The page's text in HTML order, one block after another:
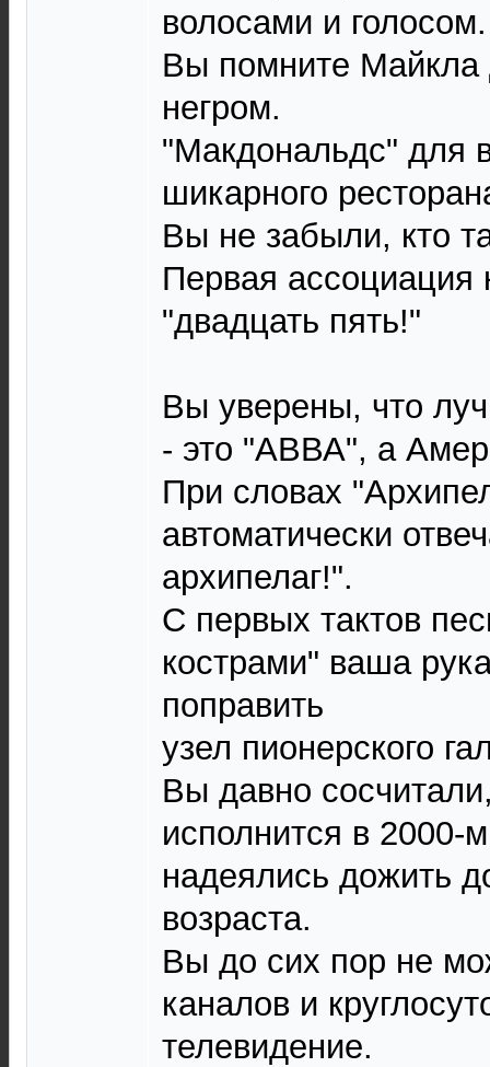
волосами и голосом.
Вы помните
негром.
"Макдональдс" для
шикарного
Вы не забыли, кто
Первая ассоциация
"двадцать пять!"
Вы уверены, что
- это "АВВА", а
При словах
автоматически
архипелаг!".
С первых тактов
кострами" ваша
поправить
узел пионерского
Вы давно
исполнится в 2000-
надеялись дожить
возраста.
Вы до сих пор не
каналов и
телевидение.